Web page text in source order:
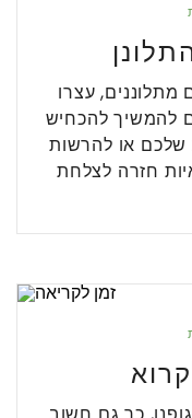
עצרו
להמשיך להכחיש
שלכם או להרשות
חזרה לצלחת